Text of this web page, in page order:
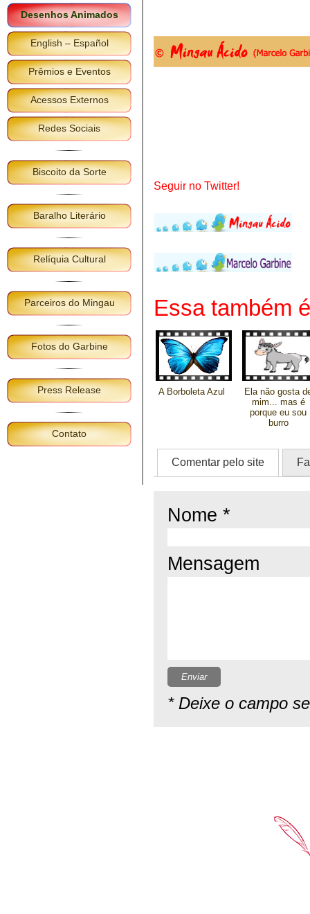
Desenhos Animados
English – Español
Prêmios e Eventos
Acessos Externos
Redes Sociais
Biscoito da Sorte
Baralho Literário
Relíquia Cultural
Parceiros do Mingau
Fotos do Garbine
Press Release
Contato
Seguir no Twitter!
Essa também
A Borboleta Azul
Ela não gosta
mim... mas é
porque eu sou
burro
Comentar pelo site
Nome *
Mensagem
Enviar
* Deixe o campo